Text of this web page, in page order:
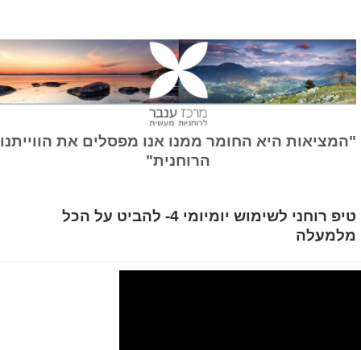
היא החומר ממנו אנו מפסלים את הווייתנו
הרוחנית"
טיפ רוחני לשימוש יומיומי 4- להביט על הכל